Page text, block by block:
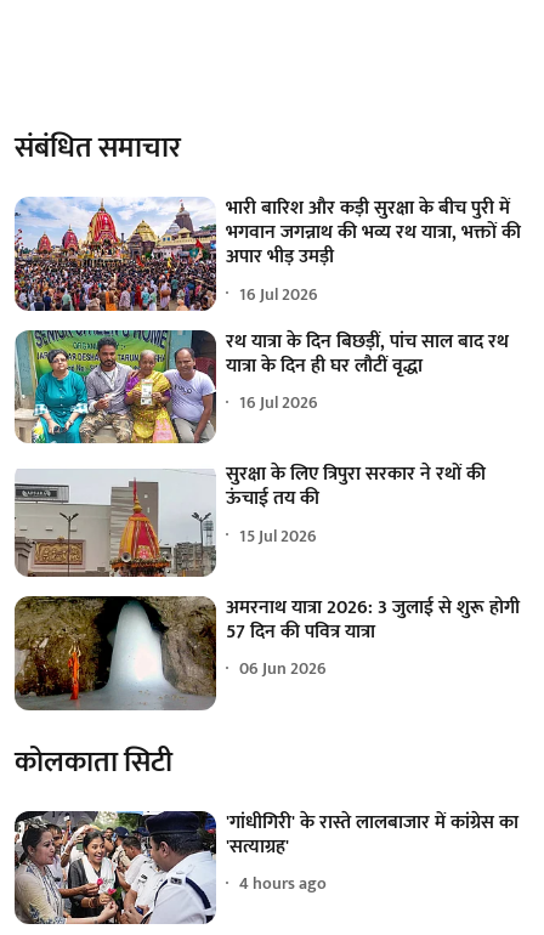
संबंधित समाचार
भारी बारिश और कड़ी सुरक्षा के बीच पुरी में
भगवान जगन्नाथ की भव्य रथ यात्रा, भक्तों की
अपार भीड़ उमड़ी
16 Jul 2026
रथ यात्रा के दिन बिछड़ीं, पांच साल बाद रथ
यात्रा के दिन ही घर लौटीं वृद्धा
16 Jul 2026
सुरक्षा के लिए त्रिपुरा सरकार ने रथों की
ऊंचाई तय की
15 Jul 2026
अमरनाथ यात्रा 2026: 3 जुलाई से शुरू होगी
57 दिन की पवित्र यात्रा
06 Jun 2026
कोलकाता सिटी
'गांधीगिरी' के रास्ते लालबाजार में कांग्रेस का
'सत्याग्रह'
4 hours ago